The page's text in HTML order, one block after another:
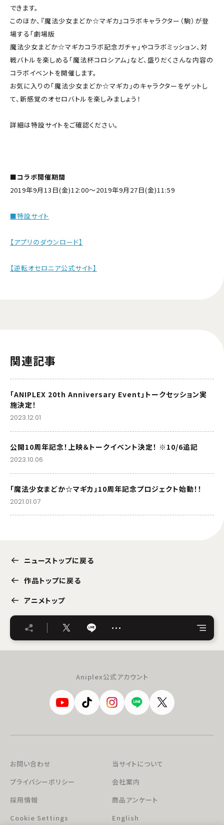
できます。
このほか、『魔法少女まどか☆マギカ』コラボキャラクター（駒）が登
場する「劇場版
魔法少女まどか☆マギカコラボ記念ガチャ」やコラボミッション、対
戦バトルを楽しめる「魔法杯コロシアム」など、盛りだくさんな内容の
コラボイベントを開催します。
お気に入りの「魔法少女まどか☆マギカ」のキャラクターをゲットし
て、新感覚のオセロバトルを楽しみましょう！
詳細は特設サイトをご確認ください。
■コラボ開催期間
2019年9月13日(金)12:00〜2019年9月27日(金)11:59
■特設サイト
【アプリのダウンロード】
【逆転オセロニア公式サイト】
関連記事
「ANIPLEX 20th Anniversary Event」トークセッション実
施決定！
2023.12.01
公開10周年記念！上映＆トークイベント決定！ ※10/6追記
2023.10.06
「魔法少女まどか☆マギカ」10周年記念プロジェクト始動！！
2021.01.07
ニューストップに戻る
作品トップに戻る
アニメトップ
…
Aniplex公式アカウント
お問い合わせ
当サイトについて
プライバシーポリシー
会社案内
採用情報
商品アンケート
Cookie Settings
English